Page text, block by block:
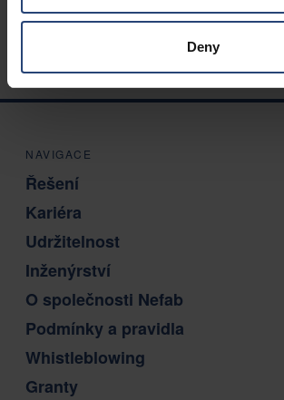
Deny
NAVIGACE
Řešení
Kariéra
Udržitelnost
Inženýrství
O společnosti Nefab
Podmínky a pravidla
Whistleblowing
Granty